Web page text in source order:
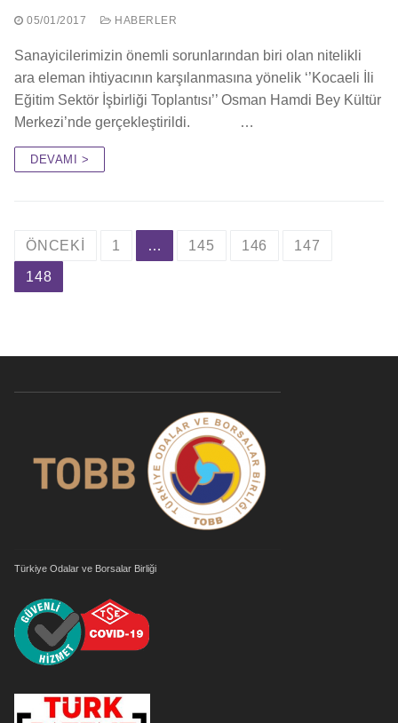
05/01/2017 HABERLER
Sanayicilerimizin önemli sorunlarından biri olan nitelikli
ara eleman ihtiyacının karşılanmasına yönelik ‘’Kocaeli İli
Eğitim Sektör İşbirliği Toplantısı’’ Osman Hamdi Bey Kültür
Merkezi’nde gerçekleştirildi. …
DEVAMI >
ÖNCEKI 1 … 145 146 147
148
Türkiye Odalar ve Borsalar Birliği